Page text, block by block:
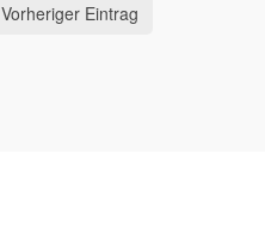
Vorheriger Eintrag